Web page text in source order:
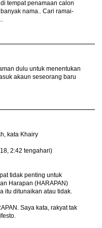
tempat penamaan calon
nama.. Cari ramai-
dulu untuk menentukan
akaun seseorang baru
kata Khairy
2:42 tengahari)
tidak penting untuk
Harapan (HARAPAN)
itu ditunaikan atau tidak.
Saya kata, rakyat tak